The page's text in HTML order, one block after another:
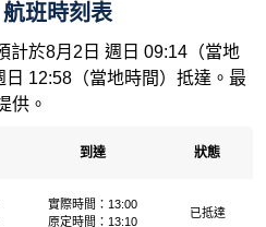
班時刻表
計於8月2日 週日 09:14（當地
12:58（當地時間）抵達。最
供。
到達 狀態
實際時間：13:00
原定時間：13:10
已抵達